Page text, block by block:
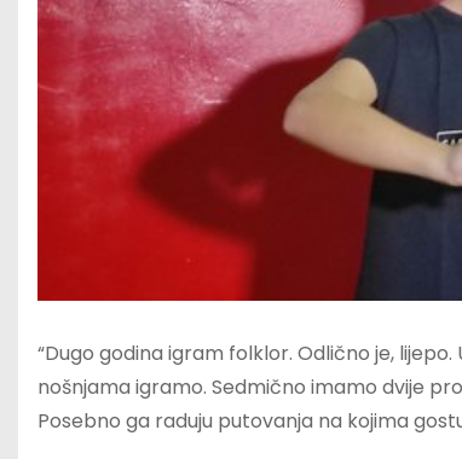
“Dugo godina igram folklor. Odlično je,
nošnjama igramo. Sedmično imamo dvije
Posebno ga raduju putovanja na kojima